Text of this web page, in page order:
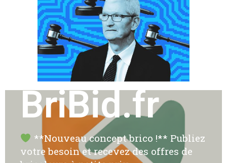
BriBid.fr
**Nouveau concept brico !** Publiez
votre besoin et recevez des offres de